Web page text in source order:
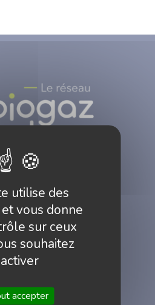
recruter
utilise des
vous donne
sur ceux
souhaitez
activer
accepter